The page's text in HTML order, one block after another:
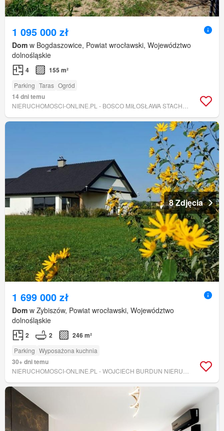
1 095 000 zł
Dom w Bogdaszowice, Powiat wrocławski, Województwo
dolnośląskie
4 155 m²
Parking Taras Ogród
14 dni temu
8 Zdjęcia
1 699 000 zł
Dom w Zybiszów, Powiat wrocławski, Województwo
dolnośląskie
2 2 246 m²
Parking Wyposażona kuchnia
30+ dni temu